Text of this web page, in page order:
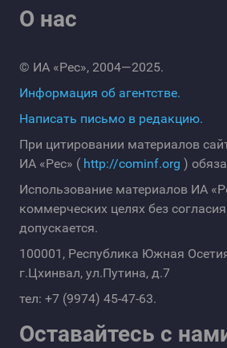
О нас
© ИА «Рес», 2004—2025.
Информация об агентстве.
Написать письмо в редакцию.
При цитировании материалов
ИА «Рес» ( http://cominf.org )
Использование материалов ИА
коммерческих целях без
допускается.
100001, Республика Южная
г.Цхинвал, ул.Путина, д.7
тел: +7 (9974) 45-47-63.
Оставайтесь с